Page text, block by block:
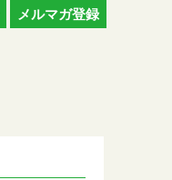
メルマガ登録